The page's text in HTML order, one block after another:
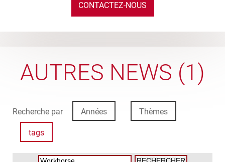
CONTACTEZ-NOUS
AUTRES NEWS (1)
Recherche par Années Thèmes
tags